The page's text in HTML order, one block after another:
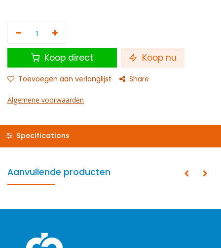
Koop direct Koop nu
Toevoegen aan verlanglijst Share
Algemene voorwaarden
Specifications
Aanvullende producten